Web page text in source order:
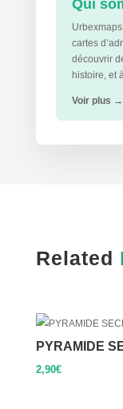
Qui
cartes
découvrir
histoire, et
Voir plus →
Related
PYRAMIDE
2,90€